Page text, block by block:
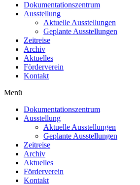
Dokumentationszentrum
Ausstellung
Aktuelle Ausstellungen
Geplante Ausstellungen
Zeitreise
Archiv
Aktuelles
Förderverein
Kontakt
Menü
Dokumentationszentrum
Ausstellung
Aktuelle Ausstellungen
Geplante Ausstellungen
Zeitreise
Archiv
Aktuelles
Förderverein
Kontakt